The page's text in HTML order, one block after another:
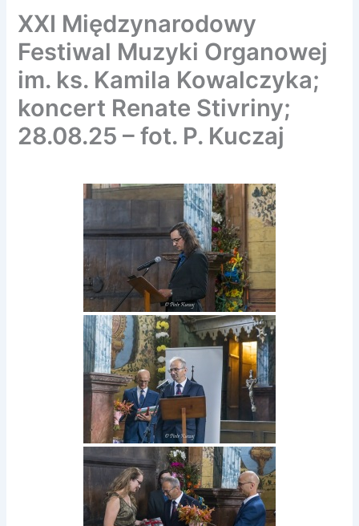
XXI Międzynarodowy
Festiwal Muzyki Organowej
im. ks. Kamila Kowalczyka;
koncert Renate Stivriny;
28.08.25 – fot. P. Kuczaj